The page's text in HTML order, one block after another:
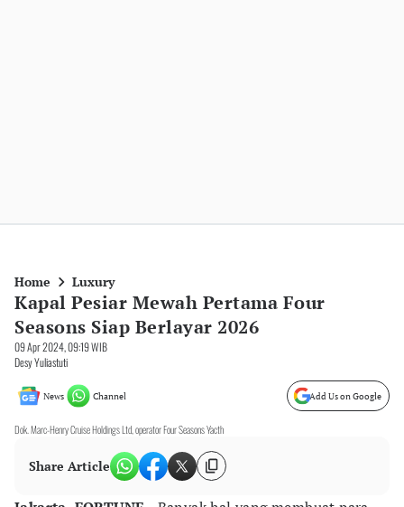
Home Luxury
Kapal Pesiar Mewah Pertama Four
Seasons Siap Berlayar 2026
09 Apr 2024, 09:19 WIB
Desy Yuliastuti
News Channel Add Us on Google
Dok. Marc-Henry Cruise Holdings Ltd, operator Four Seasons Yacth
Share Article